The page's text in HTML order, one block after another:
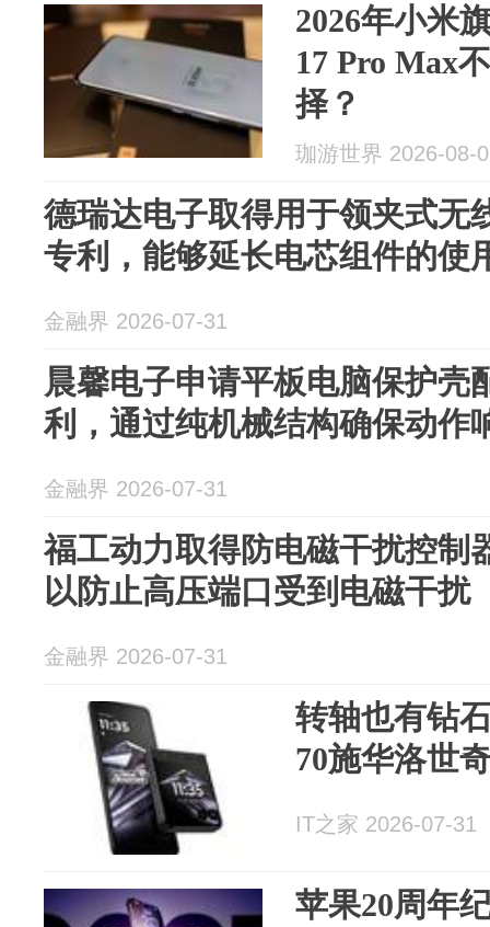
2026年小米
17 Pro Max
择？
珈游世界 2026-08-
德瑞达电子取得用于领夹式无
专利，能够延长电芯组件的使
金融界 2026-07-31
晨馨电子申请平板电脑保护壳
利，通过纯机械结构确保动作
金融界 2026-07-31
福工动力取得防电磁干扰控制
以防止高压端口受到电磁干扰
金融界 2026-07-31
转轴也有钻
70施华洛世
IT之家 2026-07-31
苹果20周年